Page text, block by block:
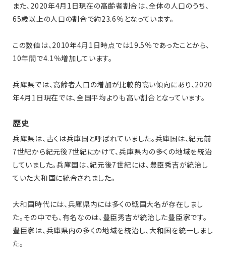
また、2020年4月1日現在の高齢者割合は、全体の人口のうち、
65歳以上の人口の割合で約23.6％となっています。
この数値は、2010年4月1日時点では19.5％であったことから、
10年間で4.1％増加しています。
兵庫県では、高齢者人口の増加が比較的高い傾向にあり、2020
年4月1日現在では、全国平均よりも高い割合となっています。
歴史
兵庫県は、古くは兵庫国と呼ばれていました。兵庫国は、紀元前
7世紀から紀元後7世紀にかけて、兵庫県内の多くの地域を統治
していました。兵庫国は、紀元後7世紀には、豊臣秀吉が統治し
ていた大和国に統合されました。
大和国時代には、兵庫県内には多くの戦国大名が存在しまし
た。その中でも、有名なのは、豊臣秀吉が統治した豊臣家です。
豊臣家は、兵庫県内の多くの地域を統治し、大和国を統一しまし
た。